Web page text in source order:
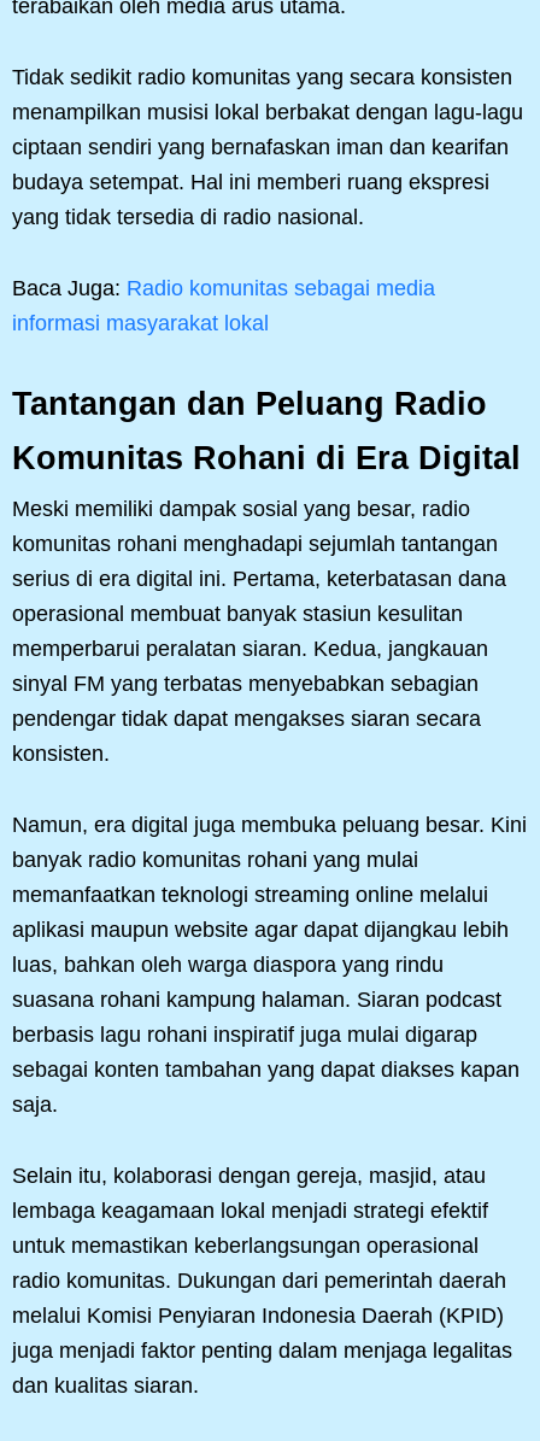
terabaikan oleh media arus utama.
Tidak sedikit radio komunitas yang secara konsisten
menampilkan musisi lokal berbakat dengan lagu-lagu
ciptaan sendiri yang bernafaskan iman dan kearifan
budaya setempat. Hal ini memberi ruang ekspresi
yang tidak tersedia di radio nasional.
Baca Juga: Radio komunitas sebagai media
informasi masyarakat lokal
Tantangan dan Peluang Radio
Komunitas Rohani di Era Digital
Meski memiliki dampak sosial yang besar, radio
komunitas rohani menghadapi sejumlah tantangan
serius di era digital ini. Pertama, keterbatasan dana
operasional membuat banyak stasiun kesulitan
memperbarui peralatan siaran. Kedua, jangkauan
sinyal FM yang terbatas menyebabkan sebagian
pendengar tidak dapat mengakses siaran secara
konsisten.
Namun, era digital juga membuka peluang besar. Kini
banyak radio komunitas rohani yang mulai
memanfaatkan teknologi streaming online melalui
aplikasi maupun website agar dapat dijangkau lebih
luas, bahkan oleh warga diaspora yang rindu
suasana rohani kampung halaman. Siaran podcast
berbasis lagu rohani inspiratif juga mulai digarap
sebagai konten tambahan yang dapat diakses kapan
saja.
Selain itu, kolaborasi dengan gereja, masjid, atau
lembaga keagamaan lokal menjadi strategi efektif
untuk memastikan keberlangsungan operasional
radio komunitas. Dukungan dari pemerintah daerah
melalui Komisi Penyiaran Indonesia Daerah (KPID)
juga menjadi faktor penting dalam menjaga legalitas
dan kualitas siaran.